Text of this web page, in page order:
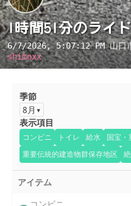
1時間51分のライド
6/7/2026, 5:07:12 PM山口
shimoxx
季節
8月
表示項目
コンビニ トイレ 給水
国宝・
重要伝統的建造物群保存地区
アイテム